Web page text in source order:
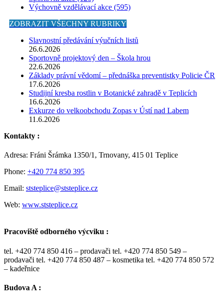
Výchovně vzdělávací akce (595)
ZOBRAZIT VŠECHNY RUBRIKY
Slavnostní předávání výučních listů
26.6.2026
Sportovně projektový den – Škola hrou
22.6.2026
Základy právní vědomí – přednáška preventistky Policie ČR
17.6.2026
Studijní kresba rostlin v Botanické zahradě v Teplicích
16.6.2026
Exkurze do velkoobchodu Zopas v Ústí nad Labem
11.6.2026
Kontakty :
Adresa: Fráni Šrámka 1350/1, Trnovany, 415 01 Teplice
Phone: +420 774 850 395
Email: ststeplice@ststeplice.cz
Web: www.ststeplice.cz
Pracoviště odborného výcviku :
tel. +420 774 850 416 – prodavači tel. +420 774 850 549 –
prodavači tel. +420 774 850 487 – kosmetika tel. +420 774 850 572
– kadeřnice
Budova A :